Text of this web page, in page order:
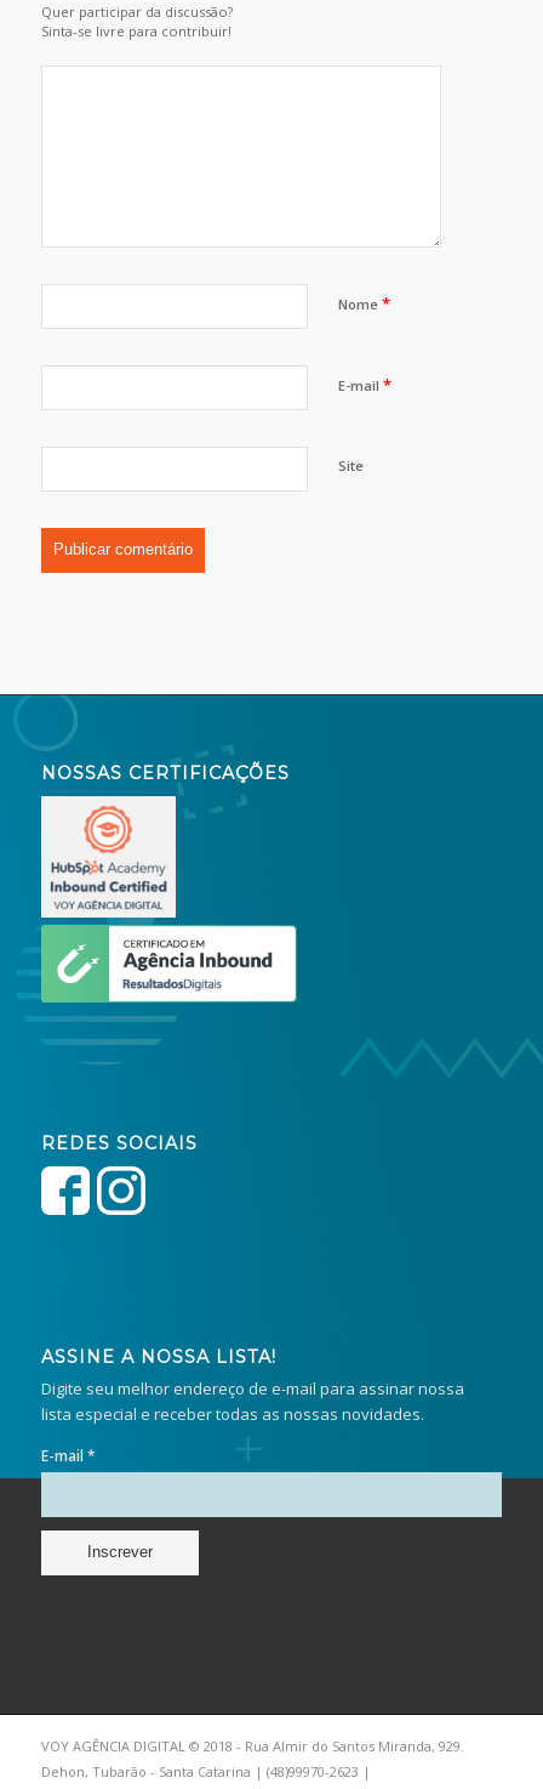
Quer participar da discussão?
Sinta-se livre para contribuir!
Nome *
E-mail *
Site
NOSSAS CERTIFICAÇÕES
REDES SOCIAIS
ASSINE A NOSSA LISTA!
Digite seu melhor endereço de e-mail para assinar nossa
lista especial e receber todas as nossas novidades.
E-mail *
VOY AGÊNCIA DIGITAL © 2018 - Rua Almir do Santos Miranda, 929.
Dehon, Tubarão - Santa Catarina | (48)99970-2623 |